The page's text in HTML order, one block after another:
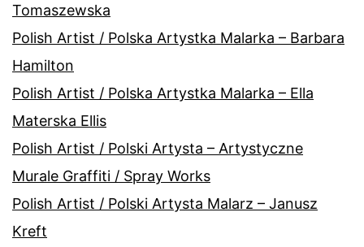
Tomaszewska
Polish Artist / Polska Artystka Malarka – Barbara
Hamilton
Polish Artist / Polska Artystka Malarka – Ella
Materska Ellis
Polish Artist / Polski Artysta – Artystyczne
Murale Graffiti / Spray Works
Polish Artist / Polski Artysta Malarz – Janusz
Kreft